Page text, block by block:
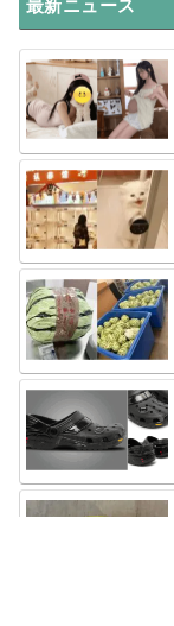
最新ニュース